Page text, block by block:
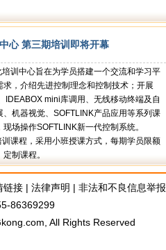
心 第三期培训即将开幕
训中心旨在为学员搭建一个交流和学习平
，介绍先进控制理念和控制技术；开展
IDEABOX mini库调用、无线移动终端及自
机器视觉、SOFTLINK产品应用等系列课
场操作SOFTLINK新一代控制系统。
课程，采用小班授课方式，每期学员限额
制课程。
链接 | 法律声明 | 非法和不良信息举报
86369299
All Rights Reserved